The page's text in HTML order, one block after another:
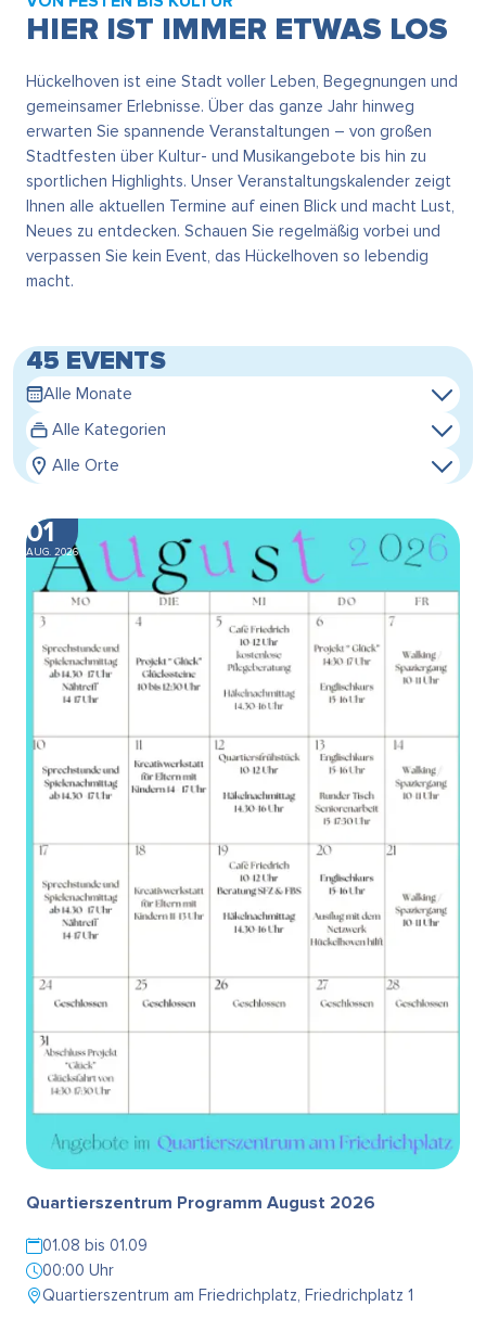
HIER IST IMMER ETWAS LOS
Hückelhoven ist eine Stadt voller Leben, Begegnungen und
gemeinsamer Erlebnisse. Über das ganze Jahr hinweg
erwarten Sie spannende Veranstaltungen – von großen
Stadtfesten über Kultur- und Musikangebote bis hin zu
sportlichen Highlights. Unser Veranstaltungskalender zeigt
Ihnen alle aktuellen Termine auf einen Blick und macht Lust,
Neues zu entdecken. Schauen Sie regelmäßig vorbei und
verpassen Sie kein Event, das Hückelhoven so lebendig
macht.
45 EVENTS
Alle Monate
Alle Kategorien
Alle Orte
01
AUG. 2026
Quartierszentrum Programm August 2026
01.08 bis 01.09
00:00 Uhr
Quartierszentrum am Friedrichplatz, Friedrichplatz 1